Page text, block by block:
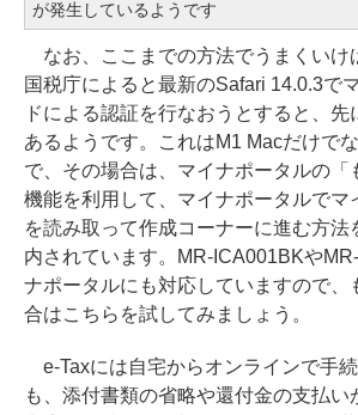
が発生しているようです
なお、ここまでの方法でうまくいけ
国税庁によると最新のSafari 14.0.3で
ドによる認証を行なおうとすると、先
あるようです。これはM1 Macだけで
で、その場合は、マイナポータルの「
機能を利用して、マイナポータルでマ
を読み取って作成コーナーに進む方法
内されています。MR-ICA001BKや
ナポータルにも対応していますので、
合はこちらを試してみましょう。
e-Taxには自宅からオンラインで手
も、添付書類の省略や還付金の支払い